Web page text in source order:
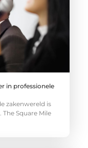
in professionele
zakenwereld is
Square Mile